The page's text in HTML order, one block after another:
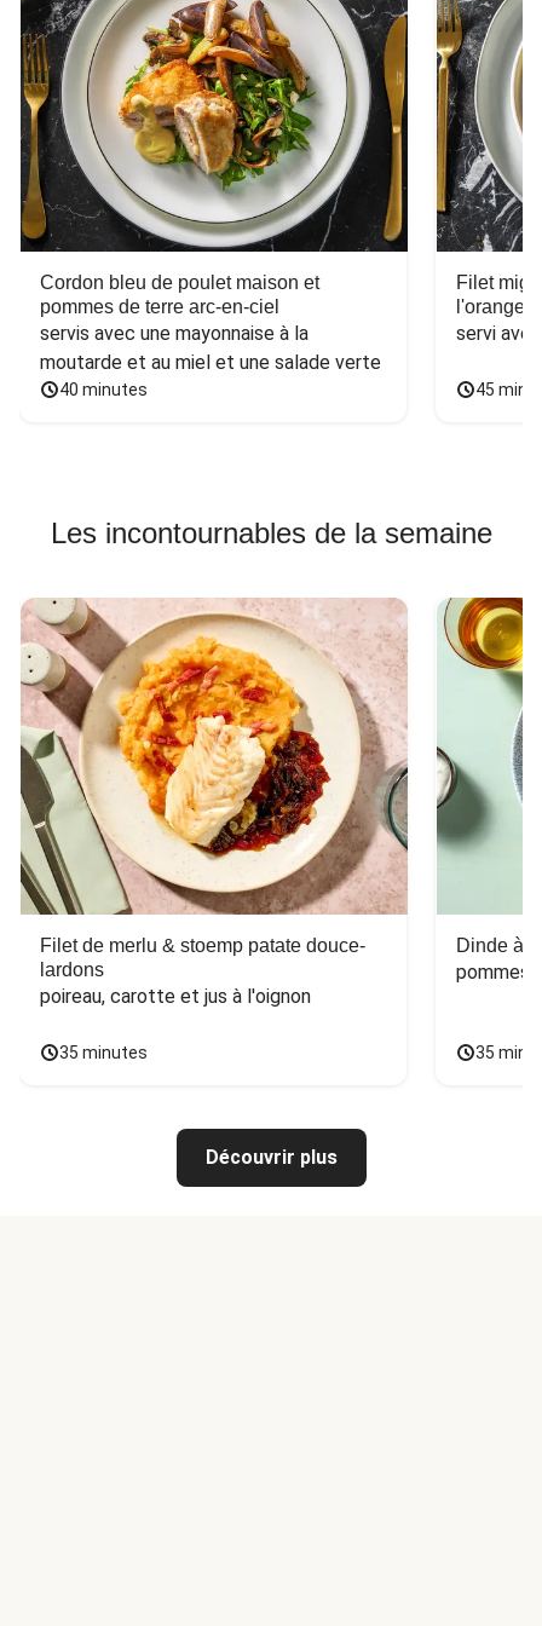
Cordon bleu de poulet maison et
pommes de terre arc-en-ciel
servis avec une mayonnaise à la
moutarde et au miel et une salade verte
40 minutes
Filet
l'orange
servi
45
Les incontournables de la semaine
Filet de merlu & stoemp patate douce-
lardons
poireau, carotte et jus à l'oignon
35 minutes
Dinde à
pommes
35
Découvrir plus